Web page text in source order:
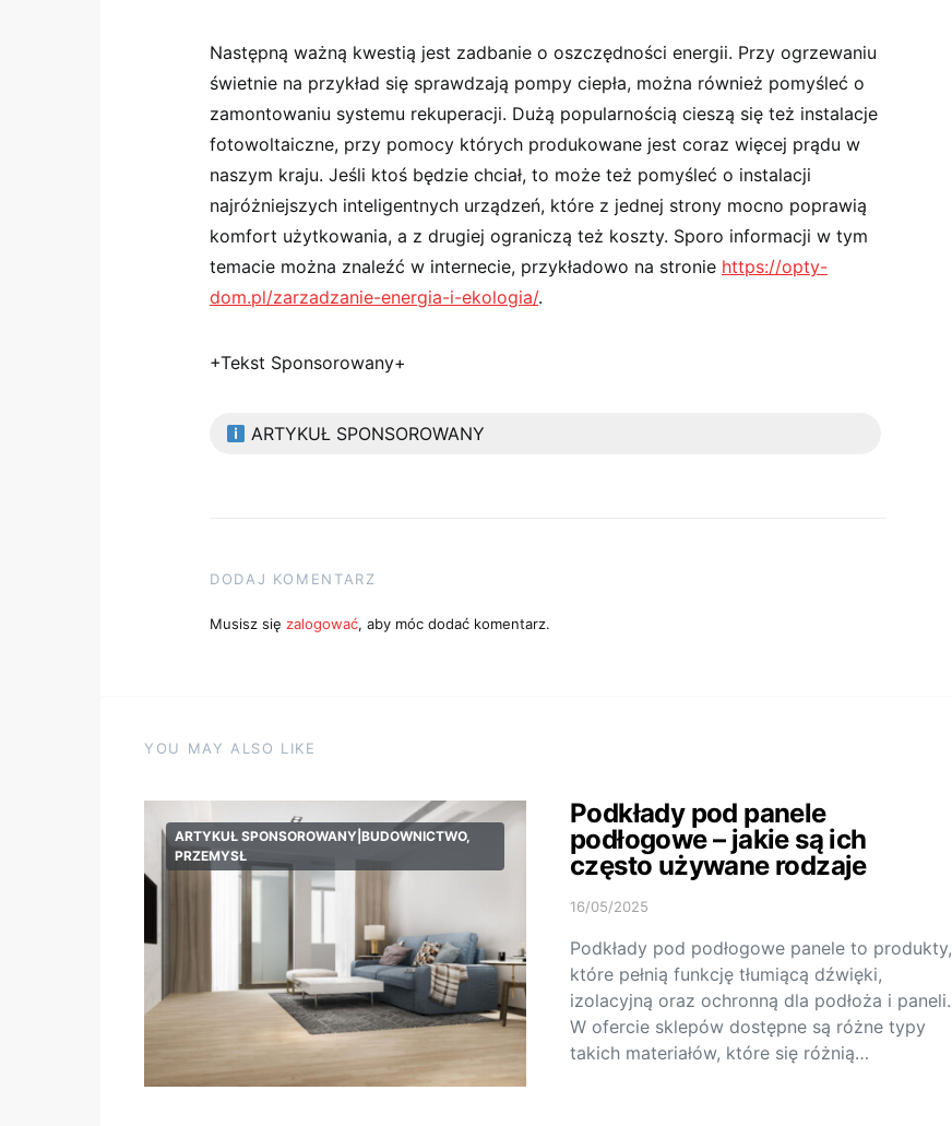
Następną ważną kwestią jest zadbanie o oszczędności energii. Przy ogrzewaniu
świetnie na przykład się sprawdzają pompy ciepła, można również pomyśleć o
zamontowaniu systemu rekuperacji. Dużą popularnością cieszą się też instalacje
fotowoltaiczne, przy pomocy których produkowane jest coraz więcej prądu w
naszym kraju. Jeśli ktoś będzie chciał, to może też pomyśleć o instalacji
najróżniejszych inteligentnych urządzeń, które z jednej strony mocno poprawią
komfort użytkowania, a z drugiej ograniczą też koszty. Sporo informacji w tym
temacie można znaleźć w internecie, przykładowo na stronie https://opty-
dom.pl/zarzadzanie-energia-i-ekologia/.
+Tekst Sponsorowany+
ARTYKUŁ SPONSOROWANY
DODAJ KOMENTARZ
Musisz się zalogować, aby móc dodać komentarz.
YOU MAY ALSO LIKE
ARTYKUŁ SPONSOROWANY|BUDOWNICTWO,
PRZEMYSŁ
Podkłady pod panele
podłogowe – jakie są ich
często używane rodzaje
16/05/2025
Podkłady pod podłogowe panele to produkty,
które pełnią funkcję tłumiącą dźwięki,
izolacyjną oraz ochronną dla podłoża i paneli.
W ofercie sklepów dostępne są różne typy
takich materiałów, które się różnią…